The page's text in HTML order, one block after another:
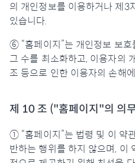
의 개인정보를 이용하거나 제3
있습니다.
⑥ “홈페이지”는 개인정보 보호
그 수를 최소화하고, 이용자의
조 등으로 인한 이용자의 손해
제 10 조 ("홈페이지"의 의
① “홈페이지”는 법령 및 이 약
반하는 행위를 하지 않으며, 이